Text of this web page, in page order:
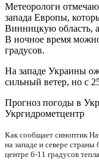
Метеорологи
запада Европы,
Винницкую область,
В ночное время
градусов.
На западе Украины
сильный ветер, но с
Прогноз погоды в
Укргидрометцентр
Как сообщает синоптик
на западе и севере страны
центре 6-11 градусов тепла.